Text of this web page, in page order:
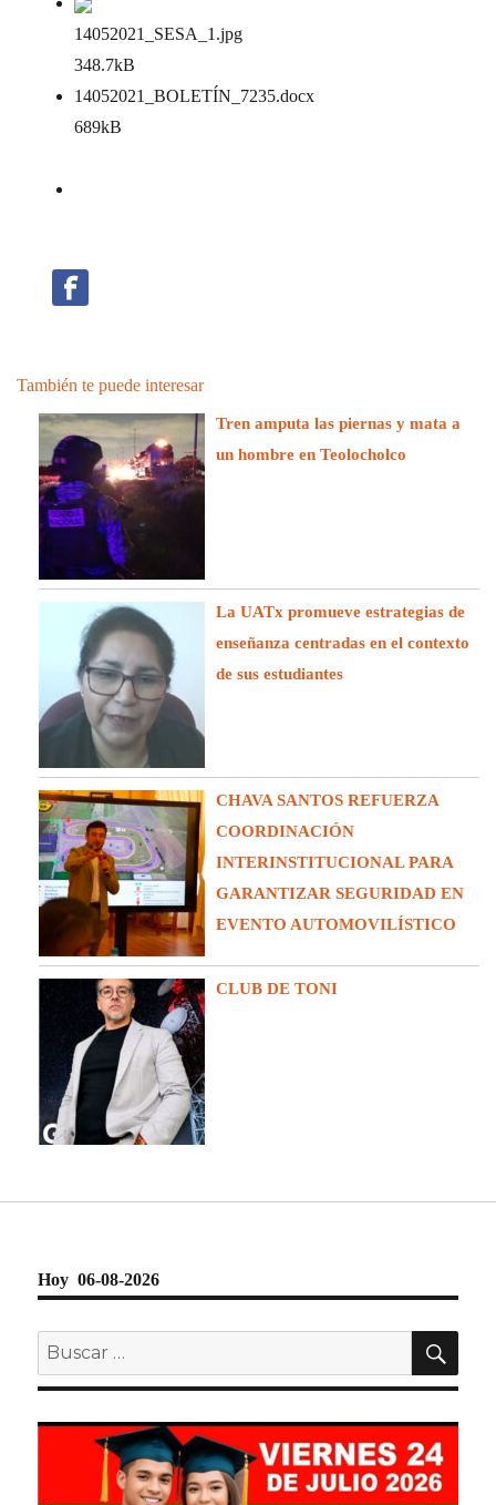
14052021_SESA_1 .jpg
348.7kB
14052021_BOLETÍN_7235.docx
689kB
También te puede interesar
Tren amputa las piernas y mata a
un hombre en Teolocholco
La UATx promueve estrategias de
enseñanza centradas en el contexto
de sus estudiantes
CHAVA SANTOS REFUERZA
COORDINACIÓN
INTERINSTITUCIONAL PARA
GARANTIZAR SEGURIDAD EN
EVENTO AUTOMOVILÍSTICO
CLUB DE TONI
Hoy 06-08-2026
Buscar
por: